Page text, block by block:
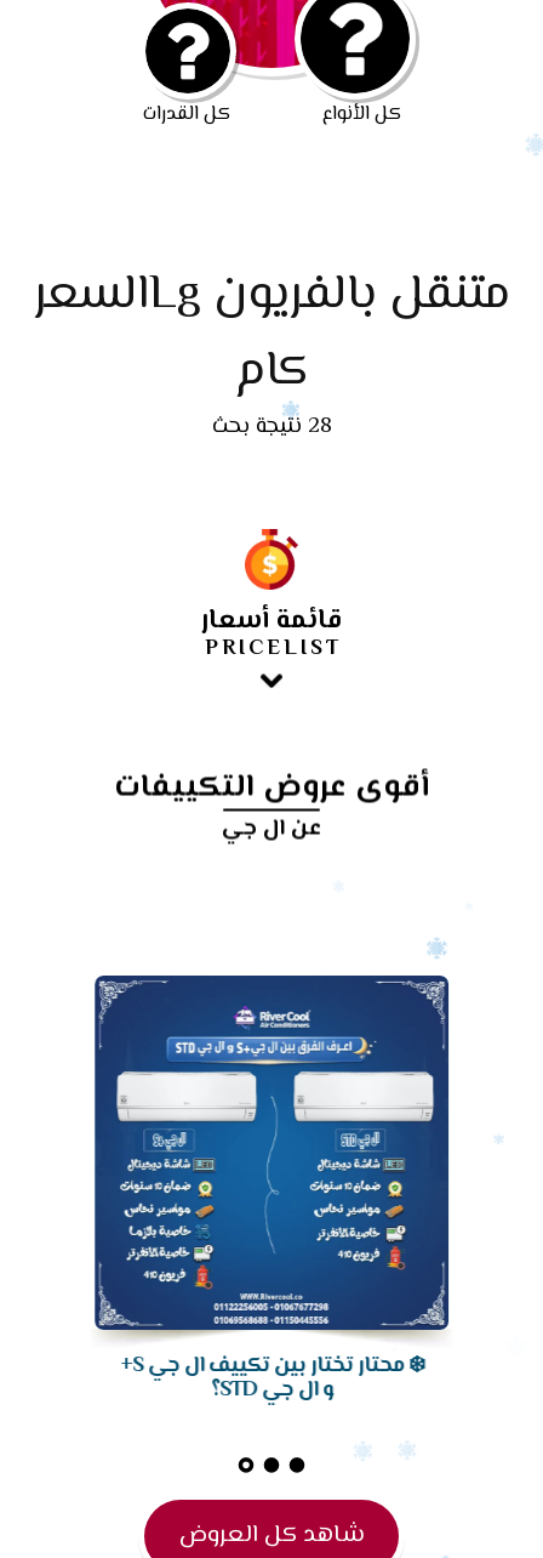
كل القدرات كل الأنواع
متنقل بالفريون Lgالسعر
كام
28 نتيجة بحث
قائمة أسعار
PRICELIST
أقوى عروض التكييفات
عن ال جي
❄️ محتار تختار بين تكييف ال جي S+
و ال جي STD؟
شاهد كل العروض